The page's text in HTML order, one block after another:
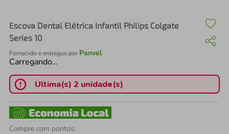
Escova Dental Elétrica Infantil Philips Colgate
Series 10
Fornecido e entregue por Panvel
Carregando…
Última(s) 2 unidade(s)
Compre com pontos: